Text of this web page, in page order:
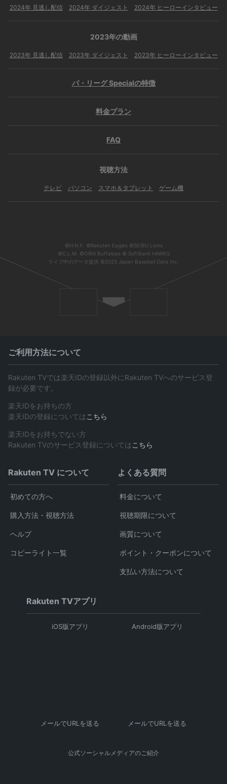
2024年 見逃し配信 2024年 ダイジェスト 2024年 ヒーローインタビュー
2023年の動画
2023年 見逃し配信 2023年 ダイジェスト 2023年 ヒーローインタビュー
パ・リーグ Specialの特徴
料金プラン
FAQ
視聴方法
テレビ パソコン スマホ＆タブレット ゲーム機
©H.N.F. ©Rakuten Eagles ©SEIBU Lions
©C.L.M. ©ORIX Buffaloes © SoftBank HAWKS
ライブ中のデータ提供 ©2023 Japan Baseball Data Inc.
ご利用方法について
Rakuten TVでは楽天IDの登録以外にRakuten TVへのサービス登
録が必要です。
楽天IDをお持ちの方
楽天IDの登録については こちら
楽天IDをお持ちでない方
Rakuten TVのサービス登録については こちら
Rakuten TV について
初めての方へ
購入方法・視聴方法
ヘルプ
コピーライト一覧
よくある質問
料金について
視聴期限について
画質について
ポイント・クーポンについて
支払い方法について
Rakuten TVアプリ
iOS版アプリ
メールでURLを送る
Android版アプリ
メールでURLを送る
公式ソーシャルメディアのご紹介